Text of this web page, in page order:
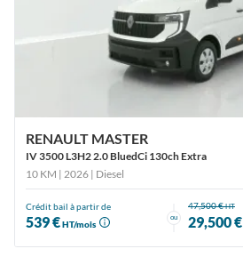
RENAULT MASTER
IV 3500 L3H2 2.0 BluedCi 130ch Extra
10 KM | 2026 | Diesel
Crédit bail à partir de
539 €HT/mois
ou
47,500 €HT
29,500 €